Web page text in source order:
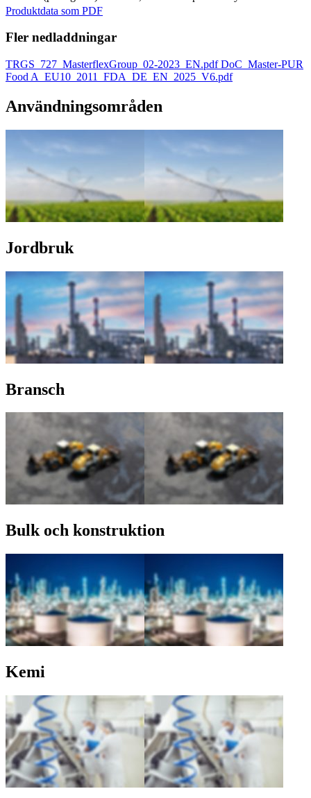
Produktdata som PDF
Fler nedladdningar
TRGS_727_MasterflexGroup_02-2023_EN.pdfDoC_Master-PUR
Food A_EU10_2011_FDA_DE_EN_2025_V6.pdf
Användningsområden
Jordbruk
Bransch
Bulk och konstruktion
Kemi